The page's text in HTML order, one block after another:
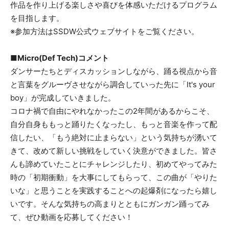
作品を作り上げる楽しさや喜びを体感いただけるプログラム
を目指します。
※参加方法はSSDW公式ウェブサイトをご覧ください。
■Micro(DefTech)コメント
ダンサーたちとディスカッションしながら、踊る視点から音
と言葉をグルーヴさせながら調合していった先に「It's your
boy」が完成していきました。
コロナ禍で自由にやれなかったこの2年間があるからこそ、
自分自身ももっと踊りたくなったし、もっと音楽を作って配
信したい、「もう絶対に止まらない」という気持ちが湧いて
きて、改めて新しい挑戦をしていく決意ができました。皆さ
んも諦めていたことにチャレンジしたり、初めてやってみた
時の「初期衝動」を大事にしてもらって、この曲が「やりた
いな」と思うことを実践することへの起爆剤になったら嬉し
いです。そんな気持ちの高まりとともにガンガン踊ってみ
て、ぜひ動画を応募してください！